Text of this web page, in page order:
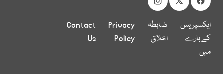
ایکسپریس
کے بارے
میں
ضابطہ
اخلاق
Privacy
Policy
Contact
Us